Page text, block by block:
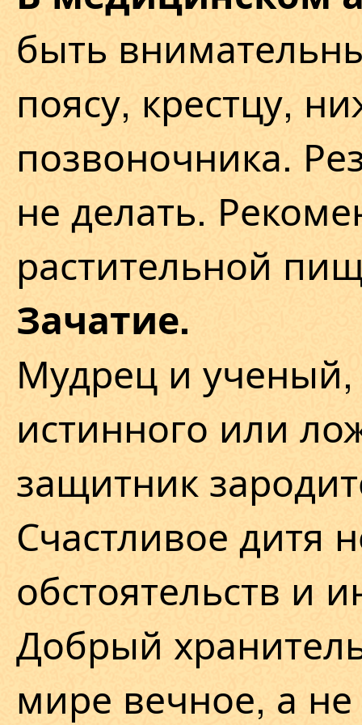
быть
поясу, крестцу,
позвоночника.
не делать.
растительной
Зачатие.
Мудрец и
истинного или
защитник
Счастливое дитя
обстоятельств и
Добрый
мире вечное, а